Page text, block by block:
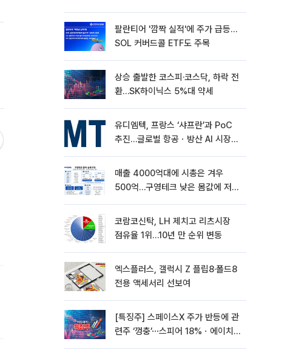
팔란티어 '깜짝 실적'에 주가 급등…
SOL 커버드콜 ETF도 주목
상승 출발한 코스피·코스닥, 하락 전
환…SK하이닉스 5%대 약세
유디엠텍, 프랑스 ‘샤프란’과 PoC
추진…글로벌 항공ㆍ방산 AI 시장
매출 4000억대에 시총은 겨우
500억…구영테크 낮은 몸값에 저가
코람코신탁, LH 제치고 리츠시장
점유율 1위…10년 만 순위 변동
엑스플러스, 갤럭시 Z 플립8·폴드8
전용 액세서리 선보여
[특징주] 스페이스X 주가 반등에 관
련주 ‘껑충’⋯스피어 18%ㆍ에이치